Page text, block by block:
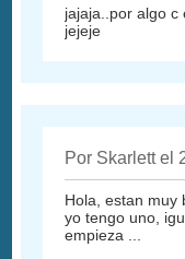
jajaja..por algo c
jejeje
Por Skarlett el
Hola, estan muy
yo tengo uno,
empieza ...